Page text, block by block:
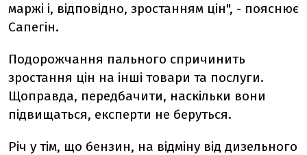
маржі і, відповідно, зростанням цін", - пояснює
Сапегін.
Подорожчання пального спричинить
зростання цін на інші товари та послуги.
Щоправда, передбачити, наскільки вони
підвищаться, експерти не беруться.
Річ у тім, що бензин, на відміну від дизельного